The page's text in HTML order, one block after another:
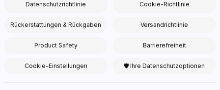
Datenschutzrichtlinie Cookie-Richtlinie
Rückerstattungen & Rückgaben Versandrichtlinie
Product Safety Barrierefreiheit
Cookie-Einstellungen 🛡 Ihre Datenschutzoptionen